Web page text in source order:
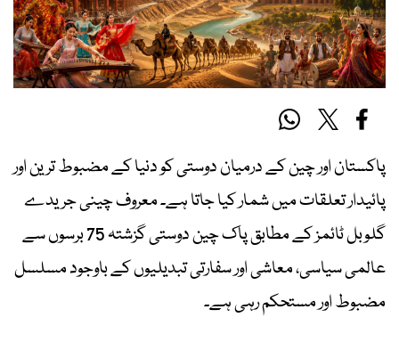
پاکستان اور چین کے درمیان دوستی کو دنیا کے مضبوط ترین اور
پائیدار تعلقات میں شمار کیا جاتا ہے۔ معروف چینی جریدے
گلوبل ٹائمز کے مطابق پاک چین دوستی گزشتہ 75 برسوں سے
عالمی سیاسی، معاشی اور سفارتی تبدیلیوں کے باوجود مسلسل
مضبوط اور مستحکم رہی ہے۔